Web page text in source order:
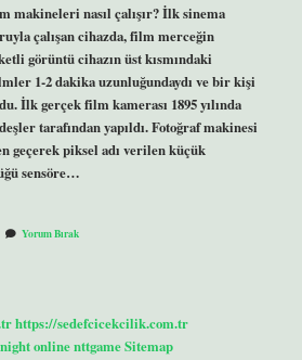
makineleri nasıl çalışır? İlk sinema
çalışan cihazda, film merceğin
görüntü cihazın üst kısmındaki
1-2 dakika uzunluğundaydı ve bir kişi
İlk gerçek film kamerası 1895 yılında
tarafından yapıldı. Fotoğraf makinesi
geçerek piksel adı verilen küçük
sensöre…
Yorum Bırak
https://sedefcicekcilik.com.tr
onlinenttgameSitemap